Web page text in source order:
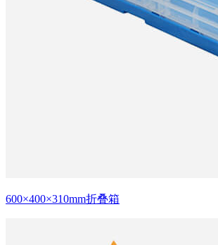
600×400×310mm折叠箱